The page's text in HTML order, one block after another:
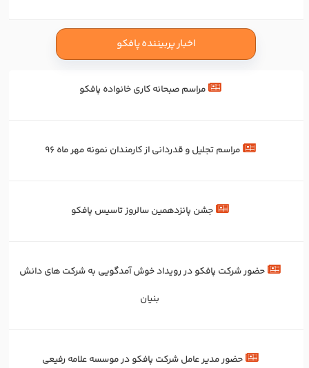
اخبار پربیننده پافکو
مراسم صبحانه کاری خانواده پافکو
مراسم تجلیل و قدردانی از کارمندان نمونه مهر ماه 96
جشن پانزدهمین سالروز تاسیس پافکو
حضور شرکت پافکو در رویداد خوش آمدگویی به شرکت های دانش
بنیان
حضور مدیر عامل شرکت پافکو در موسسه علامه رفیعی